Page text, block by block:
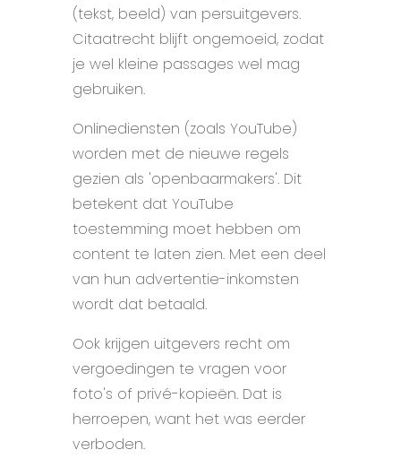
(tekst, beeld) van persuitgevers.
Citaatrecht blijft ongemoeid, zodat
je wel kleine passages wel mag
gebruiken.
Onlinediensten (zoals YouTube)
worden met de nieuwe regels
gezien als 'openbaarmakers'. Dit
betekent dat YouTube
toestemming moet hebben om
content te laten zien. Met een deel
van hun advertentie-inkomsten
wordt dat betaald.
Ook krijgen uitgevers recht om
vergoedingen te vragen voor
foto's of privé-kopieën. Dat is
herroepen, want het was eerder
verboden.